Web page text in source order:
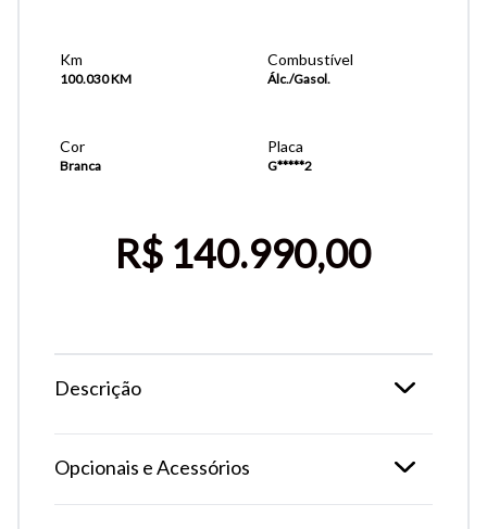
Tamanho do texto
Km
100.030 KM
Combustível
Álc./Gasol.
Cor
Branca
Placa
G*****2
R$ 140.990,00
Descrição
Opcionais e Acessórios